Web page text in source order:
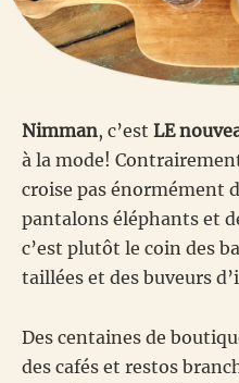
Nimman, c’est LE
à la mode!
croise pas énormément
pantalons éléphants et
c’est plutôt le coin des
taillées et des buveurs
Des centaines de
des cafés et restos